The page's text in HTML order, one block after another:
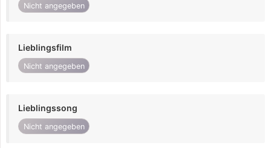
Nicht angegeben
Lieblingsfilm
Nicht angegeben
Lieblingssong
Nicht angegeben